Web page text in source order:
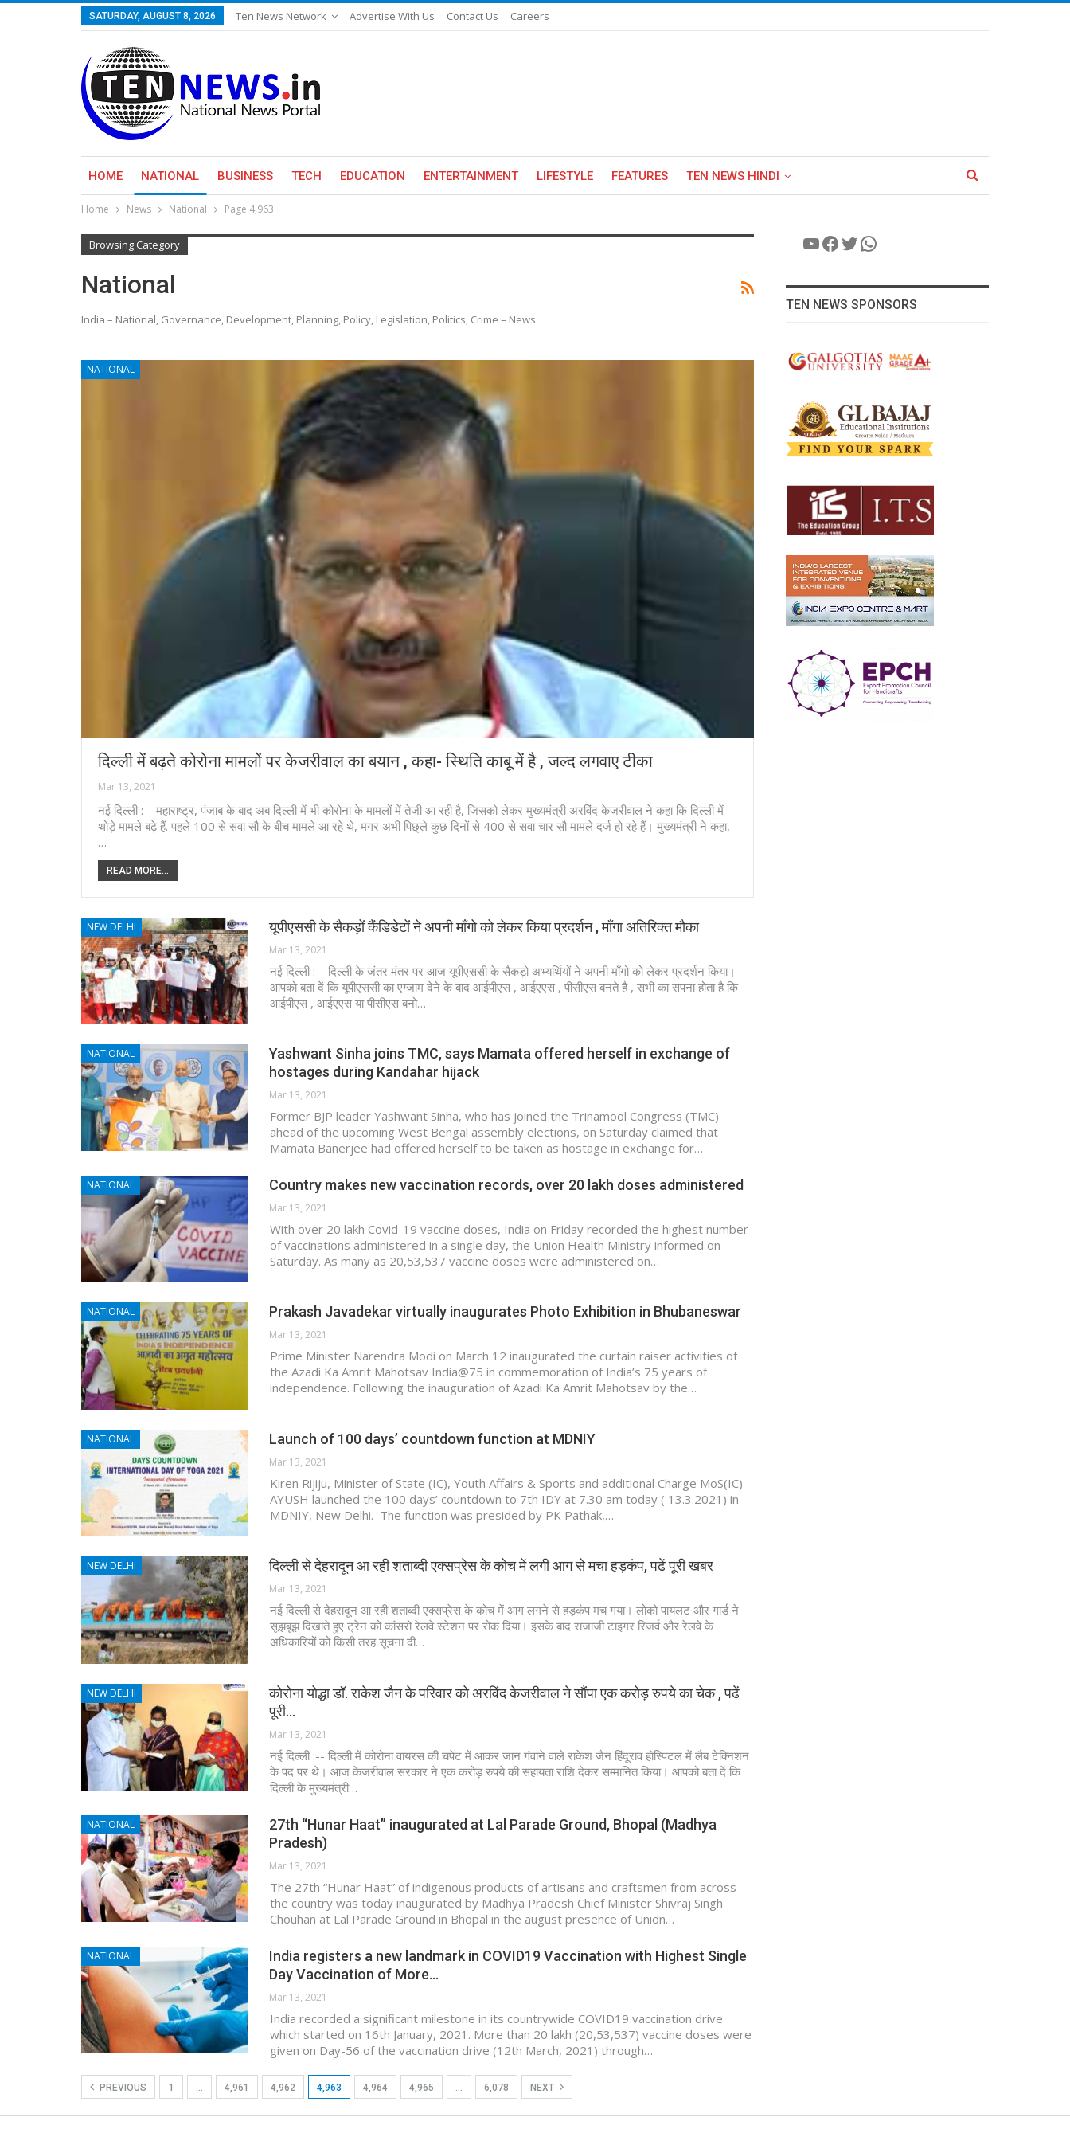
SATURDAY, AUGUST 8, 2026 Ten News Network Advertise With Us Contact Us Careers
HOME NATIONAL BUSINESS TECH EDUCATION ENTERTAINMENT LIFESTYLE FEATURES TEN NEWS HINDI
Home News National Page 4,963
Browsing Category
National
India – National, Governance, Development, Planning, Policy, Legislation, Politics, Crime – News
NATIONAL
दिल्ली में बढ़ते कोरोना मामलों पर केजरीवाल का बयान , कहा- स्थिति काबू में है , जल्द लगवाए टीका
Mar 13, 2021
नई दिल्ली :-- महाराष्‍ट्र, पंजाब के बाद अब दिल्‍ली में भी कोरोना के मामलों में तेजी आ रही है, जिसको लेकर मुख्‍यमंत्री अरविंद केजरीवाल ने कहा कि दिल्ली में
थोड़े मामले बढ़े हैं. पहले 100 से सवा सौ के बीच मामले आ रहे थे, मगर अभी पिछ्ले कुछ दिनों से 400 से सवा चार सौ मामले दर्ज हो रहे हैं। मुख्‍यमंत्री ने कहा,
…
READ MORE...
NEW DELHI यूपीएससी के सैकड़ों कैंडिडेटों ने अपनी माँगो को लेकर किया प्रदर्शन , माँगा अतिरिक्त मौका
Mar 13, 2021
नई दिल्ली :-- दिल्ली के जंतर मंतर पर आज यूपीएससी के सैकड़ो अभ्यर्थियों ने अपनी माँगो को लेकर प्रदर्शन किया।
आपको बता दें कि यूपीएससी का एग्जाम देने के बाद आईपीएस , आईएएस , पीसीएस बनते है , सभी का सपना होता है कि
आईपीएस , आईएएस या पीसीएस बनो…
NATIONAL
Yashwant Sinha joins TMC, says Mamata offered herself in exchange of
hostages during Kandahar hijack
Mar 13, 2021
Former BJP leader Yashwant Sinha, who has joined the Trinamool Congress (TMC)
ahead of the upcoming West Bengal assembly elections, on Saturday claimed that
Mamata Banerjee had offered herself to be taken as hostage in exchange for…
NATIONAL Country makes new vaccination records, over 20 lakh doses administered
Mar 13, 2021
With over 20 lakh Covid-19 vaccine doses, India on Friday recorded the highest number
of vaccinations administered in a single day, the Union Health Ministry informed on
Saturday. As many as 20,53,537 vaccine doses were administered on…
NATIONAL Prakash Javadekar virtually inaugurates Photo Exhibition in Bhubaneswar
Mar 13, 2021
Prime Minister Narendra Modi on March 12 inaugurated the curtain raiser activities of
the Azadi Ka Amrit Mahotsav India@75 in commemoration of India’s 75 years of
independence. Following the inauguration of Azadi Ka Amrit Mahotsav by the…
NATIONAL Launch of 100 days’ countdown function at MDNIY
Mar 13, 2021
Kiren Rijiju, Minister of State (IC), Youth Affairs & Sports and additional Charge MoS(IC)
AYUSH launched the 100 days’ countdown to 7th IDY at 7.30 am today ( 13.3.2021) in
MDNIY, New Delhi. The function was presided by PK Pathak,…
NEW DELHI दिल्ली से देहरादून आ रही शताब्दी एक्सप्रेस के कोच में लगी आग से मचा हड़कंप, पढें पूरी खबर
Mar 13, 2021
नई दिल्ली से देहरादून आ रही शताब्दी एक्सप्रेस के कोच में आग लगने से हड़कंप मच गया। लोको पायलट और गार्ड ने
सूझबूझ दिखाते हुए ट्रेन को कांसरो रेलवे स्टेशन पर रोक दिया। इसके बाद राजाजी टाइगर रिजर्व और रेलवे के
अधिकारियों को किसी तरह सूचना दी…
NEW DELHI
कोरोना योद्धा डॉ. राकेश जैन के परिवार को अरविंद केजरीवाल ने सौंपा एक करोड़ रुपये का चेक , पढें
पूरी…
Mar 13, 2021
नई दिल्ली :-- दिल्ली में कोरोना वायरस की चपेट में आकर जान गंवाने वाले राकेश जैन हिंदूराव हॉस्पिटल में लैब टेक्निशन
के पद पर थे। आज केजरीवाल सरकार ने एक करोड़ रुपये की सहायता राशि देकर सम्मानित किया। आपको बता दें कि
दिल्ली के मुख्यमंत्री…
NATIONAL
27th “Hunar Haat” inaugurated at Lal Parade Ground, Bhopal (Madhya
Pradesh)
Mar 13, 2021
The 27th “Hunar Haat” of indigenous products of artisans and craftsmen from across
the country was today inaugurated by Madhya Pradesh Chief Minister Shivraj Singh
Chouhan at Lal Parade Ground in Bhopal in the august presence of Union…
NATIONAL
India registers a new landmark in COVID19 Vaccination with Highest Single
Day Vaccination of More…
Mar 13, 2021
India recorded a significant milestone in its countrywide COVID19 vaccination drive
which started on 16th January, 2021. More than 20 lakh (20,53,537) vaccine doses were
given on Day-56 of the vaccination drive (12th March, 2021) through…
PREVIOUS 1 4,961 4,962 4,963 4,964 4,965 6,078 NEXT
YouTube
Facebook
Twitter
WhatsApp
TEN NEWS SPONSORS